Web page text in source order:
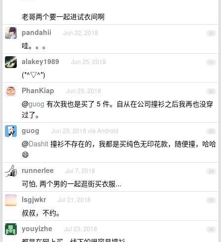
老哥两个要一起进试衣间啊
30
pandahii Jun 22, 2018
哇。。。
31
alakey1989 Jun 25, 2018
(*^▽^*)
32
PhanKiap Jun 25, 2018
@guog 有次我也是买了 5 件。自从在公司撞衫之后我再也没穿
过了。
33
guog Jun 25, 2018 via Android
@Dashit 撞衫不存在的，我都是买纯色无印花款，随便撞，哈哈
😄
34
runnerlee Jul 7, 2018
可怕, 两个男的一起逛街买衣服...
35
lsgjwkr Jul 21, 2018
叔叔，不约。
36
youyizhe Jul 23, 2018